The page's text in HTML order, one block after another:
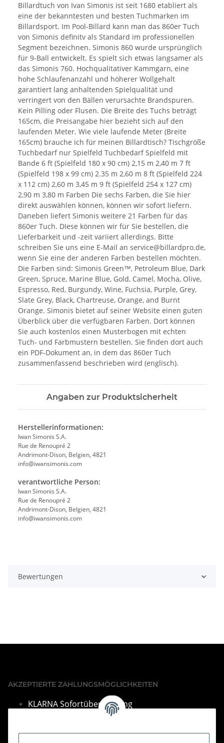
Billardtuch von Ivan Simonis ist seit 1680 etabliert als
eine der bekanntesten und besten Tuchmarken im
Billardsport. Im Pool-Billard kann man das 860er Tuch
von Simonis definitv als Standard im professionellen
Segment bezeichnen. Simonis 860 wurde ursprünglich
für 9-Ball entwickelt. Es spielt sich etwas langsamer als
das Simonis 760. Hochqualitativer Kammgarn, eine
hohe Schlaufenanzahl und höherer Wollgehalt
garantiert lang anhaltenden Spielqualität und
verringert von den Bällen verursachte Brandspuren.
Kein Pilling oder Flusen. Die Breite des Tuchs beträgt
165cm, die Preisangabe hier bezieht sich auf den
laufenden Meter. Wie viele laufende Meter (Breite
165cm) brauche ich für meinen Billardtisch? Tischgröße
Tuchbedarf nur Spielfeld Tuchbedarf Spielfeld mit
Bande 6 ft (Spielfeld 180 x 90 cm) 2,15 m 2,40 m 7 ft
(Spielfeld 198 x 99 cm) 2.35 m 2,60 m 8 ft (Spielfeld 224
x 112 cm) 2,60 m 3,45 m 9 ft (Spielfeld 254 x 127 cm)
2,90 m 3,80 m Farben Die sechs Farben, die Sie hier
direkt auswählen können, können wir sofort liefern.
Daneben liefert Simonis weitere 21 Farben für das
860er Tuch. DIese können wir für Sie bestellen, die
Lieferbarkeit und -zeit variiert allerdings. Bitte
schreiben Sie uns eine E-Mail an service@billardpro.de,
wenn Sie eine der anderen Farben bestellen möchten.
Die Farben sind: Simonis Green™, Petroleum Blue, Dark
Green, Spruce, Marine Blue, Gold, Camel, Mocha, Olive,
Espresso, Red, Burgundy, Wine, Fuchsia, Purple, Grey,
Slate Grey, Black, Chartreuse, Orange, and Burnt
Orange. Simonis bietet auf seiner Website einen guten
Überblick über die verfügbaren Farben. Dort können
Sie auch kostenlos einen Musterbogen mit echten
Tuch- und Farbmustern bestellen. Sie finden dort auch
ein PDF-Dokument an, in dem das 860er Tuch
zusammenfassend beschrieben wird (englisch).
Angaben zur Produktsicherheit
Herstellerinformationen:
Iwan Simonis S.A.
Rue de Renoupré 2
Andrimont-Dison, Belgien, 4821
info@iwansimonis.com
verantwortliche Person:
Iwan Simonis S.A.
Rue de Renoupré 2
Andrimont-Dison, Belgien, 4821
info@iwansimonis.com
Bewertungen
AKZEPTIERTE ZAHLUNGSMÖGLICHKEITEN
KLARNA Sofortüberweisung
PayPal